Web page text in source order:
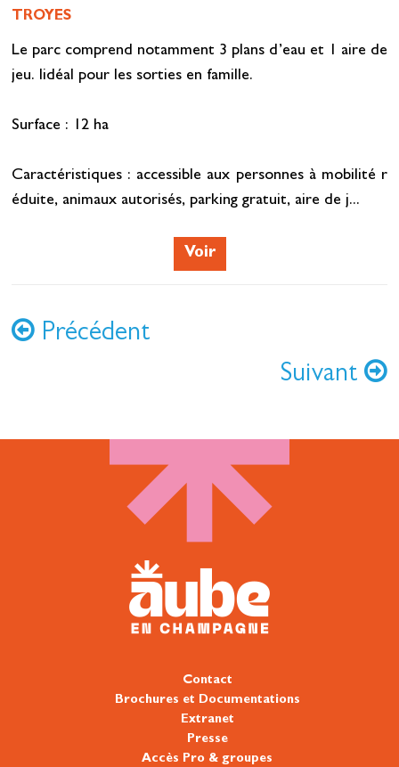
TROYES
Le parc comprend notamment 3 plans d’eau et 1 aire de
jeu. Iidéal pour les sorties en famille.
Surface : 12 ha
Caractéristiques : accessible aux personnes à mobilité r
éduite, animaux autorisés, parking gratuit, aire de j...
Voir
Précédent
Suivant
Contact
Brochures et Documentations
Extranet
Presse
Accès Pro & groupes